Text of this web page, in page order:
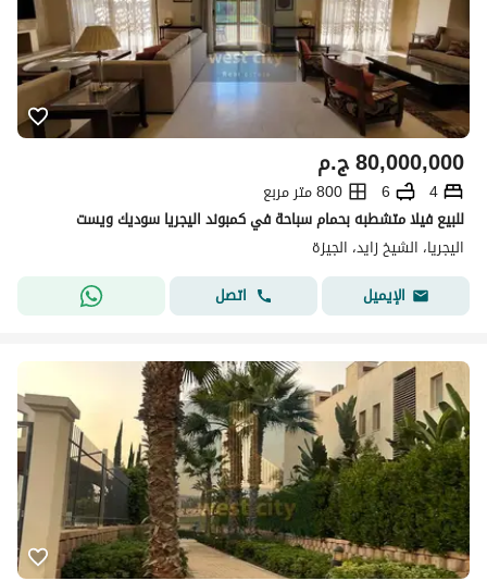
ج.م80,000,000
4
6
800 متر مربع
للبيع فيلا متشطبه بحمام سباحة في كمبوند اليجريا سوديك ويست
اليجريا، الشيخ زايد، الجيزة
الإيميل
اتصل